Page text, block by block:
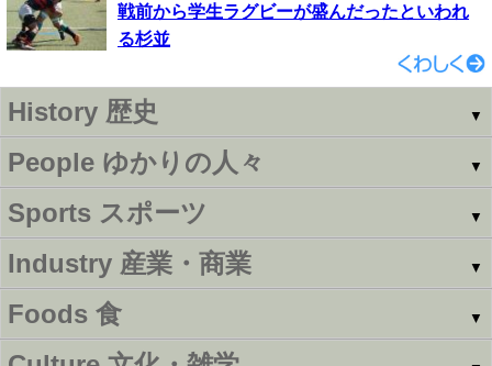
戦前から学生ラグビーが盛んだったといわれ
る杉並
History 歴史 ▼
People ゆかりの人々 ▼
Sports スポーツ ▼
Industry 産業・商業 ▼
Foods 食 ▼